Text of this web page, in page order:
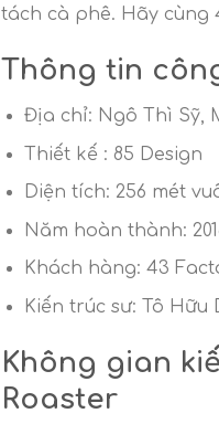
tách cà phê. Hãy cùng
Thông tin
Địa chỉ: Ngô Thì Sỹ,
Thiết kế : 85 Design
Diện tích: 256 mét
Năm hoàn thành:
Khách hàng: 43
Kiến trúc sư: Tô Hữu
Không gian
Roaster